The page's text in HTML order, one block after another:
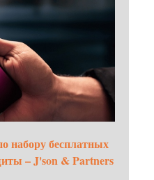
набору бесплатных
– J'son & Partners